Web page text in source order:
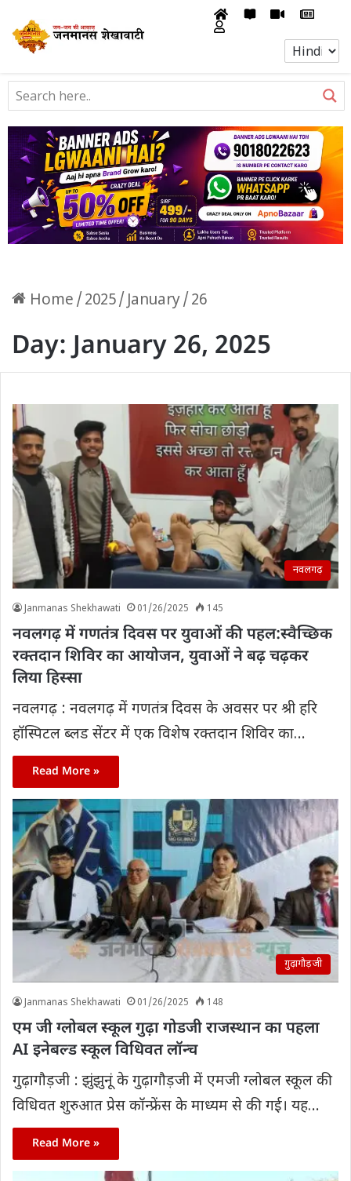
Home / 2025/January/ 26
Day:January 26, 2025
नवलगढ़
Janmanas Shekhawati 01/26/2025 145
नवलगढ़ में गणतंत्र दिवस पर युवाओं की पहल:स्वैच्छिक
रक्तदान शिविर का आयोजन, युवाओं ने बढ़ चढ़कर
लिया हिस्सा
नवलगढ़ : नवलगढ़ में गणतंत्र दिवस के अवसर पर श्री हरि
हॉस्पिटल ब्लड सेंटर में एक विशेष रक्तदान शिविर का…
Read More »
गुढ़ागौड़जी
Janmanas Shekhawati 01/26/2025 148
एम जी ग्लोबल स्कूल गुढ़ा गोडजी राजस्थान का पहला
AI इनेबल्ड स्कूल विधिवत लॉन्च
गुढ़ागौड़जी : झुंझुनूं के गुढ़ागौड़जी में एमजी ग्लोबल स्कूल की
विधिवत शुरुआत प्रेस कॉन्फ्रेंस के माध्यम से की गई। यह…
Read More »